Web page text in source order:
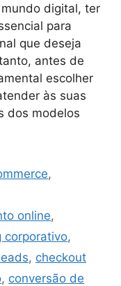
digital, ter
para
que deseja
antes de
escolher
às suas
dos modelos
,
online,
corporativo,
, checkout
, conversão de